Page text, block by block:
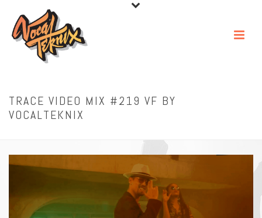
TRACE VIDEO MIX #219 VF BY
VOCALTEKNIX